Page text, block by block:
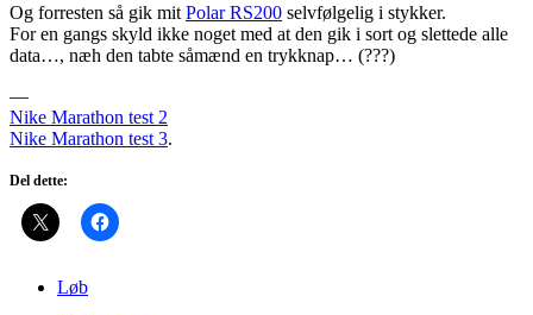
Og forresten så gik mit Polar RS200 selvfølgelig i stykker.
For en gangs skyld ikke noget med at den gik i sort og slettede alle
data…, næh den tabte såmænd en trykknap… (???)
—
Nike Marathon test 2
Nike Marathon test 3.
Del dette:
Løb